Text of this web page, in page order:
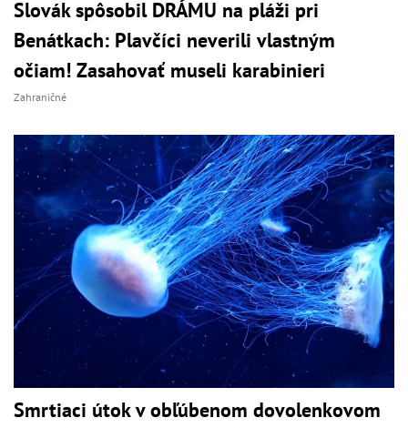
Slovák spôsobil DRÁMU na pláži pri
Benátkach: Plavčíci neverili vlastným
očiam! Zasahovať museli karabinieri
Zahraničné
Smrtiaci útok v obľúbenom dovolenkovom